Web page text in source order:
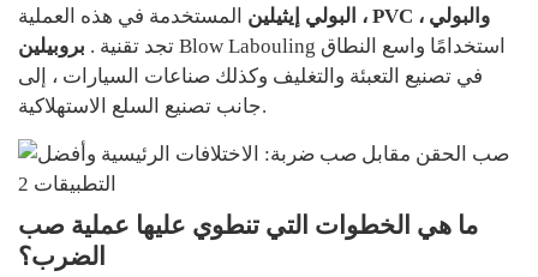
البولي إيثيلين ، PVC ، والبولي
. تجد تقنية Blow Labouling استخدامًا واسع النطاق
في تصنيع التعبئة والتغليف وكذلك صناعات السيارات ، إلى
جانب تصنيع السلع الاستهلاكية.
ما هي الخطوات التي تنطوي عليها عملية صب
الضرب؟